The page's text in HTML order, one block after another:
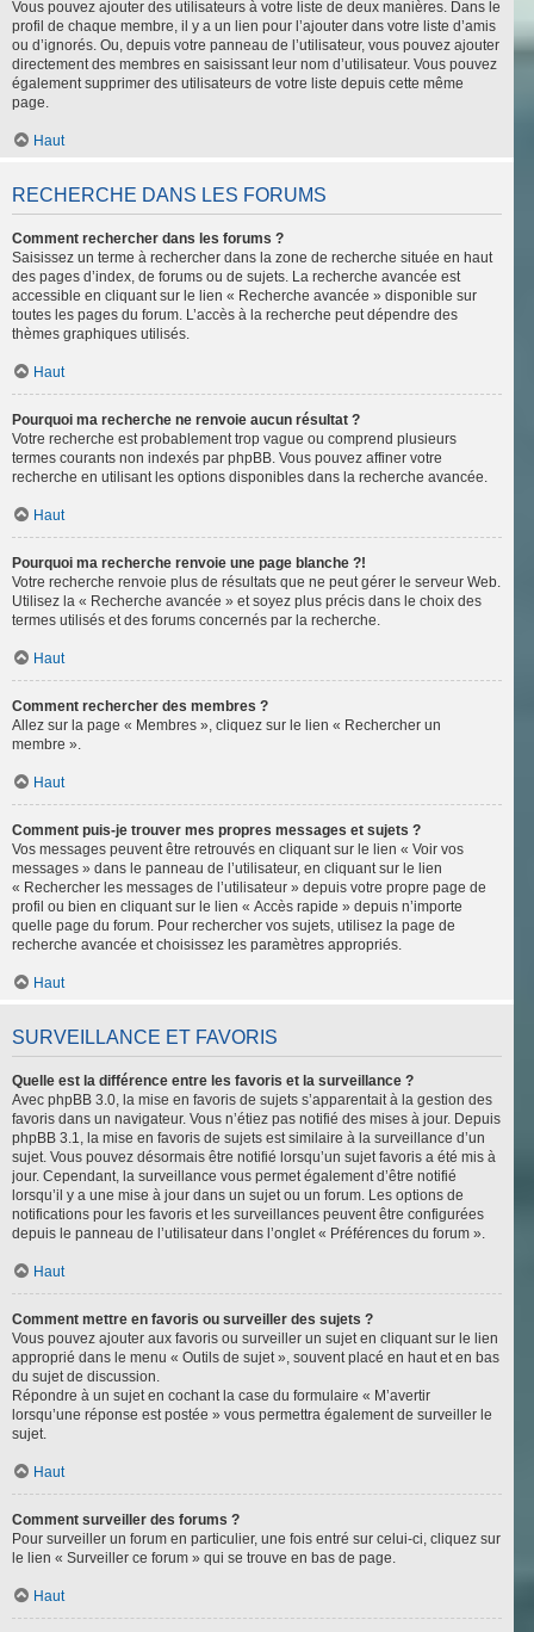
Vous pouvez ajouter des utilisateurs à votre liste de deux manières. Dans le
profil de chaque membre, il y a un lien pour l’ajouter dans votre liste d’amis
ou d’ignorés. Ou, depuis votre panneau de l’utilisateur, vous pouvez ajouter
directement des membres en saisissant leur nom d’utilisateur. Vous pouvez
également supprimer des utilisateurs de votre liste depuis cette même
page.
Haut
RECHERCHE DANS LES FORUMS
Comment rechercher dans les forums ?
Saisissez un terme à rechercher dans la zone de recherche située en haut
des pages d’index, de forums ou de sujets. La recherche avancée est
accessible en cliquant sur le lien « Recherche avancée » disponible sur
toutes les pages du forum. L’accès à la recherche peut dépendre des
thèmes graphiques utilisés.
Haut
Pourquoi ma recherche ne renvoie aucun résultat ?
Votre recherche est probablement trop vague ou comprend plusieurs
termes courants non indexés par phpBB. Vous pouvez affiner votre
recherche en utilisant les options disponibles dans la recherche avancée.
Haut
Pourquoi ma recherche renvoie une page blanche ?!
Votre recherche renvoie plus de résultats que ne peut gérer le serveur Web.
Utilisez la « Recherche avancée » et soyez plus précis dans le choix des
termes utilisés et des forums concernés par la recherche.
Haut
Comment rechercher des membres ?
Allez sur la page « Membres », cliquez sur le lien « Rechercher un
membre ».
Haut
Comment puis-je trouver mes propres messages et sujets ?
Vos messages peuvent être retrouvés en cliquant sur le lien « Voir vos
messages » dans le panneau de l’utilisateur, en cliquant sur le lien
« Rechercher les messages de l’utilisateur » depuis votre propre page de
profil ou bien en cliquant sur le lien « Accès rapide » depuis n’importe
quelle page du forum. Pour rechercher vos sujets, utilisez la page de
recherche avancée et choisissez les paramètres appropriés.
Haut
SURVEILLANCE ET FAVORIS
Quelle est la différence entre les favoris et la surveillance ?
Avec phpBB 3.0, la mise en favoris de sujets s’apparentait à la gestion des
favoris dans un navigateur. Vous n’étiez pas notifié des mises à jour. Depuis
phpBB 3.1, la mise en favoris de sujets est similaire à la surveillance d’un
sujet. Vous pouvez désormais être notifié lorsqu’un sujet favoris a été mis à
jour. Cependant, la surveillance vous permet également d’être notifié
lorsqu’il y a une mise à jour dans un sujet ou un forum. Les options de
notifications pour les favoris et les surveillances peuvent être configurées
depuis le panneau de l’utilisateur dans l’onglet « Préférences du forum ».
Haut
Comment mettre en favoris ou surveiller des sujets ?
Vous pouvez ajouter aux favoris ou surveiller un sujet en cliquant sur le lien
approprié dans le menu « Outils de sujet », souvent placé en haut et en bas
du sujet de discussion.
Répondre à un sujet en cochant la case du formulaire « M’avertir
lorsqu’une réponse est postée » vous permettra également de surveiller le
sujet.
Haut
Comment surveiller des forums ?
Pour surveiller un forum en particulier, une fois entré sur celui-ci, cliquez sur
le lien « Surveiller ce forum » qui se trouve en bas de page.
Haut